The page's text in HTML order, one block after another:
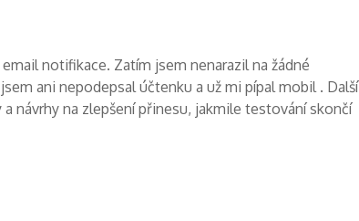
notifikace. Zatím jsem nenarazil na žádné
ani nepodepsal účtenku a už mi pípal mobil . Další
návrhy na zlepšení přinesu, jakmile testování skončí